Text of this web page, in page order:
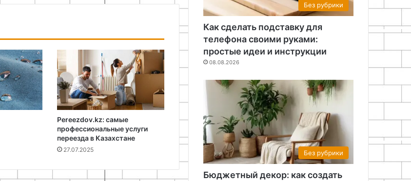
Pereezdov.kz: самые
профессиональные услуги
переезда в Казахстане
27.07.2025
Без рубрики
Как сделать подставку для
телефона своими руками:
простые идеи и инструкции
08.08.2026
Без рубрики
Бюджетный декор: как создать